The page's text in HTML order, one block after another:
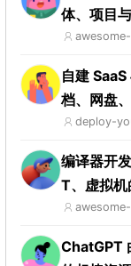
体、项目
自建
档、网盘
deploy-
编译器开
T、虚拟
ChatGPT